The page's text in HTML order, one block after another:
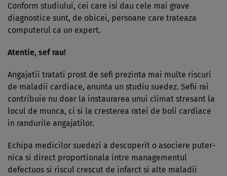
Conform studiului, cei care isi dau cele mai grave
diagnostice sunt, de obicei, persoane care trateaza
computerul ca un expert.
Atentie, sef rau!
Angajatii tratati prost de sefi prezinta mai multe riscuri
de maladii cardiace, anunta un studiu suedez. Sefii rai
contribuie nu doar la instaurarea unui climat stresant la
locul de munca, ci si la cresterea ratei de boli car­dia­ce
in randurile angajatilor.
Echipa me­di­­cilor suedezi a descoperit o asociere puter­
nica si direct proportionala intre mana­ge­men­tul
defectuos si riscul crescut de in­farct si alte maladii